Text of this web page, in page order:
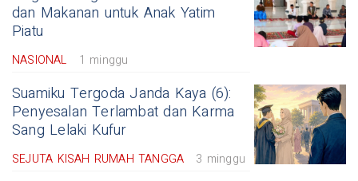
dan Makanan untuk Anak Yatim
Piatu
NASIONAL 1 minggu
Suamiku Tergoda Janda Kaya (6):
Penyesalan Terlambat dan Karma
Sang Lelaki Kufur
SEJUTA KISAH RUMAH TANGGA 3 minggu